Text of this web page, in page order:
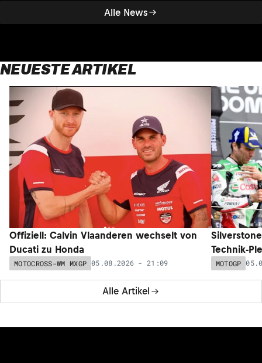
Alle News
NEUESTE ARTIKEL
Alle Artikel
Offiziell: Calvin Vlaanderen wechselt von
Ducati zu Honda
MOTOCROSS-WM MXGP 05.08.2026 - 21:09
Technik-
MOTOGP